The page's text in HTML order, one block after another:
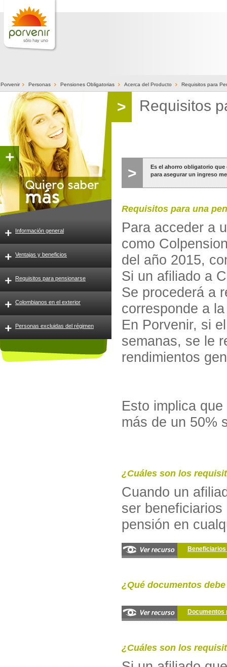
Porvenir >Personas >Pensiones Obligatorias >Acerca del Producto >Requisitos para
Información general
Ventajas y beneficios
Requisitos para pensionarse
Colombianos en el exterior
Personas excluidas del régimen
> Requisitos
>
Es el ahorro obligatorio que
para asegurar un ingreso
Requisitos para una
Para acceder a
como
del año 2015,
Si un afiliado a
Se procederá a
corresponde a
En Porvenir, si
semanas, se le
rendimientos
Esto implica
más de un 50%
¿Cuáles son los
Cuando un
ser
pensión en
¿Qué documentos
¿Cuáles son los